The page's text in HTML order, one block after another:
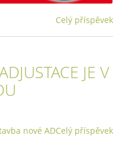
Celý příspěvek
JE V
Celý příspěvek
nové AD